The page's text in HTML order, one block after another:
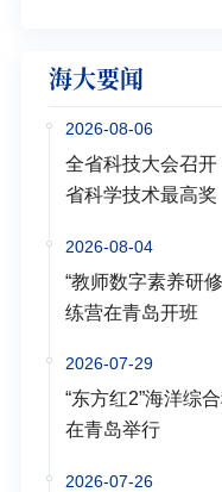
海大要闻
2026-08-06
全省科技大会召
省科学技术最高奖
2026-08-04
“教师数字素养研
练营在青岛开班
2026-07-29
“东方红2”海洋综
在青岛举行
2026-07-26